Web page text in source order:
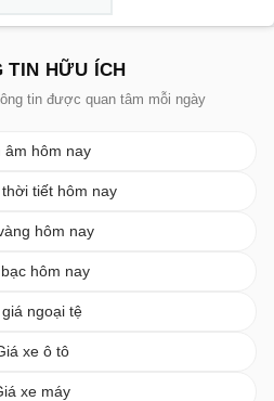
TIN HỮU ÍCH
tin được quan tâm mỗi ngày
âm hôm nay
tiết hôm nay
hôm nay
hôm nay
ngoại tệ
xe ô tô
xe máy